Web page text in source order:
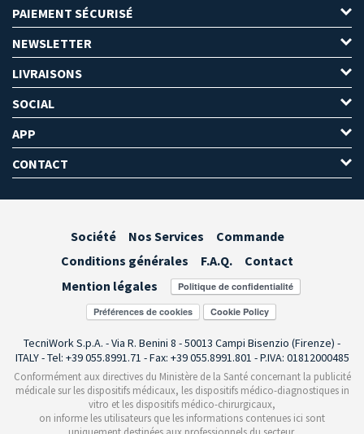
PAIEMENT SÉCURISÉ
NEWSLETTER
LIVRAISONS
SOCIAL
APP
CONTACT
Société Nos Services
Commande
Conditions générales
F.A.Q.
Contact
Mention légales
Préférences de cookies
TecniWork S.p.A. - Via R. Benini 8 - 50013 Campi Bisenzio (Firenze) -
ITALY - Tel: +39 055.8991.71 - Fax: +39 055.8991.801 - P.IVA: 01812000485
Conformément aux directives du Ministère de la Santé concernant la publicité
médicale sur les dispositifs médicaux, les dispositifs médico-diagnostiques in
vitro et les dispositifs médico-chirurgicaux,
on informe les utilisateurs que les informations contenues ici sont